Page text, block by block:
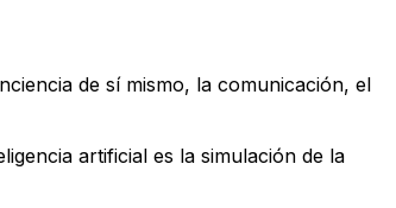
de sí mismo, la comunicación, el
artificial es la simulación de la